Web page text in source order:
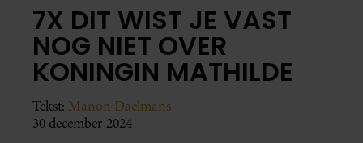
7X DIT WIST JE VAST
NOG NIET OVER
KONINGIN MATHILDE
Tekst: Manon Daelmans
30 december 2024